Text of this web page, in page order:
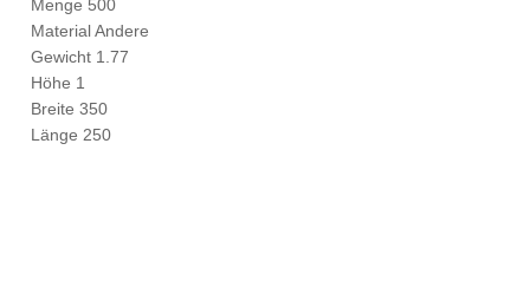
Menge 500
Material Andere
Gewicht 1.77
Höhe 1
Breite 350
Länge 250